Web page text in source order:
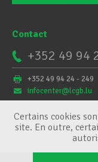
Contact
+352 49 94
+352 49 94 24 - 249
infocenter@lcgb.lu
Certains cookies
site. En outre,